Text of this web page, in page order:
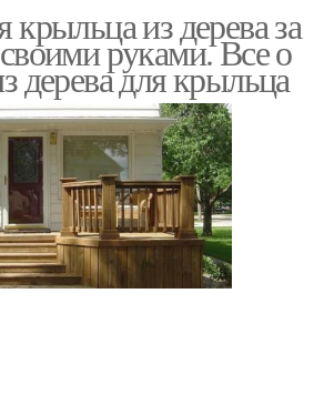
Лестница для террасы
крыльца из дерева за
руками. Все о
дерева для крыльца